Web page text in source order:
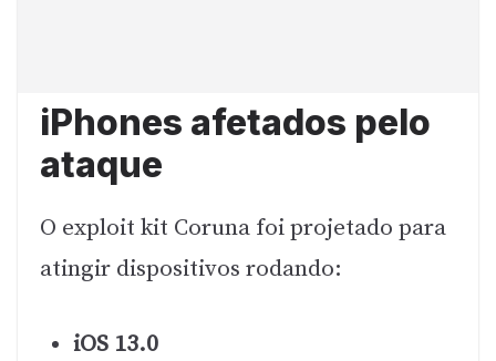
iPhones afetados pelo
ataque
O exploit kit Coruna foi projetado para
atingir dispositivos rodando:
iOS 13.0